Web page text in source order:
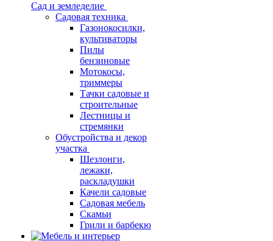
Сад и земледелие
Садовая техника
Газонокосилки,
культиваторы
Пилы
бензиновые
Мотокосы,
триммеры
Тачки садовые и
строительные
Лестницы и
стремянки
Обустройства и декор
участка
Шезлонги,
лежаки,
раскладушки
Качели садовые
Садовая мебель
Скамьи
Грили и барбекю